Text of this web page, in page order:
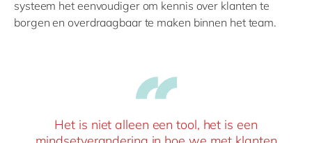
systeem het eenvoudiger om kennis over klanten te
borgen en overdraagbaar te maken binnen het team.
Het is niet alleen een tool, het is een